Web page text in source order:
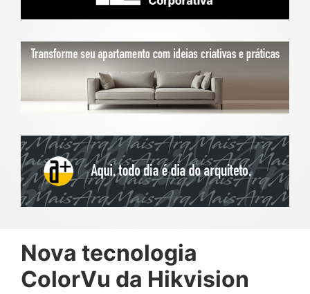
Nova tecnologia
ColorVu da Hikvision